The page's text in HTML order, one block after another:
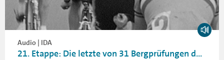
Audio | IDA
21. Etappe: Die letzte von 31 Bergprüfungen d...